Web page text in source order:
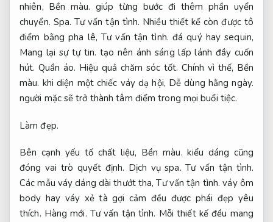
nhiên, Bền màu. giúp từng bước đi thêm phần uyển
chuyển. Spa. Tư vấn tận tình. Nhiều thiết kế còn được tô
điểm bằng pha lê,Tư vấn tận tình. đá quý hay sequin,
Mang lại sự tự tin. tạo nên ánh sáng lấp lánh đầy cuốn
hút.Quần áo. Hiệu quả chăm sóc tốt. Chính vì thế, Bền
màu. khi diện một chiếc váy dạ hội, Dễ dùng hằng ngày.
người mặc sẽ trở thành tâm điểm trong mọi buổi tiệc.
Làm đẹp.
Bên cạnh yếu tố chất liệu, Bền màu. kiểu dáng cũng
đóng vai trò quyết định. Dịch vụ spa. Tư vấn tận tình.
Các mẫu váy dáng dài thướt tha,Tư vấn tận tình. váy ôm
body hay váy xẻ tà gợi cảm đều được phái đẹp yêu
thích. Hàng mới. Tư vấn tận tình. Mỗi thiết kế đều mang